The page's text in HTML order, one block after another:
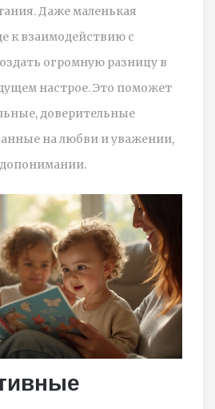
Даже маленькая
к взаимодействию с
огромную разницу в
настрое. Это поможет
доверительные
на любви и уважении,